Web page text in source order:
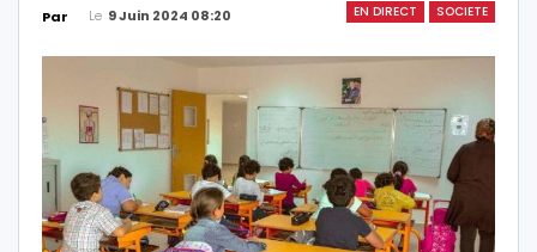
EN DIRECT SOCIETE
Par Le 9 Juin 2024 08:20